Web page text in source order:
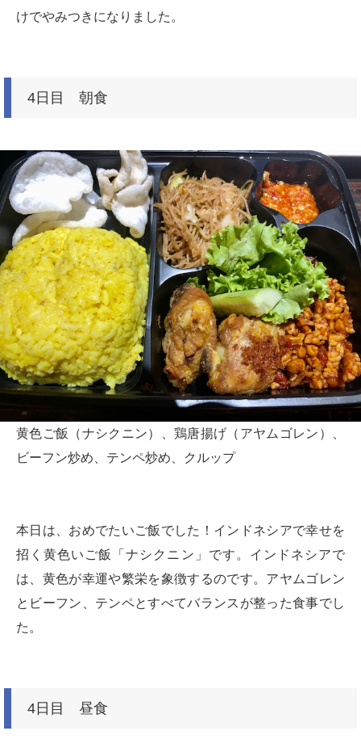
けでやみつきになりました。
4日目 朝食
黄色ご飯（ナシクニン）、鶏唐揚げ（アヤムゴレン）、
ビーフン炒め、テンペ炒め、クルップ
本日は、おめでたいご飯でした！インドネシアで幸せを
招く黄色いご飯「ナシクニン」です。インドネシアで
は、黄色が幸運や繁栄を象徴するのです。アヤムゴレン
とビーフン、テンペとすべてバランスが整った食事でし
た。
4日目 昼食